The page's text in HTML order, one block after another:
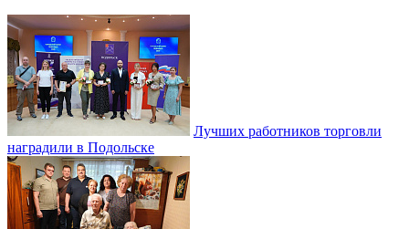
Лучших работников торговли
наградили в Подольске